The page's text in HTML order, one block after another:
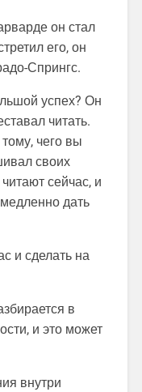
он стал
его, он
Спрингс.
успех? Он
читать.
чего вы
своих
сейчас, и
дать
и сделать на
в
и это может
внутри